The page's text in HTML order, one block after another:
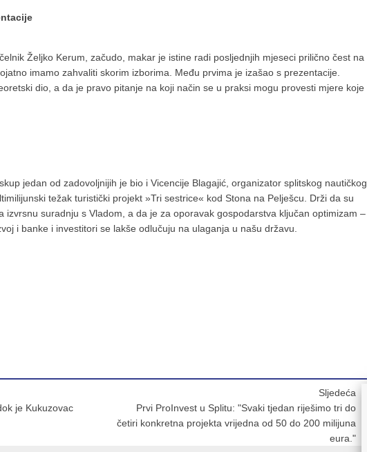
Željko Kerum, začudo, makar je istine radi posljednjih mjeseci prilično čest na
imamo zahvaliti skorim izborima. Među prvima je izašao s prezentacije.
dio, a da je pravo pitanje na koji način se u praksi mogu provesti mjere koje
jedan od zadovoljnijih je bio i Vicencije Blagajić, organizator splitskog nautičkog
težak turistički projekt »Tri sestrice« kod Stona na Pelješcu. Drži da su
izvrsnu suradnju s Vladom, a da je za oporavak gospodarstva ključan optimizam –
i banke i investitori se lakše odlučuju na ulaganja u našu državu.
je Kukuzovac
Sljedeća
Prvi ProInvest u Splitu: "Svaki tjedan riješimo tri do
četiri konkretna projekta vrijedna od 50 do 200 milijuna
eura."